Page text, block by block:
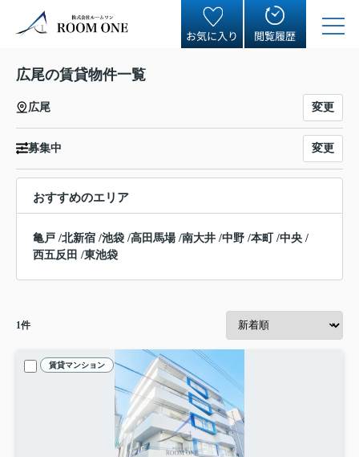
お気に入り 閲覧履歴
広尾の賃貸物件一覧
広尾 変更
募集中 変更
おすすめのエリア
亀戸 /北新宿 /池袋 /高田馬場/南大井 /中野 /本町/中央 /
西五反田 /東池袋
1件
賃貸マンション